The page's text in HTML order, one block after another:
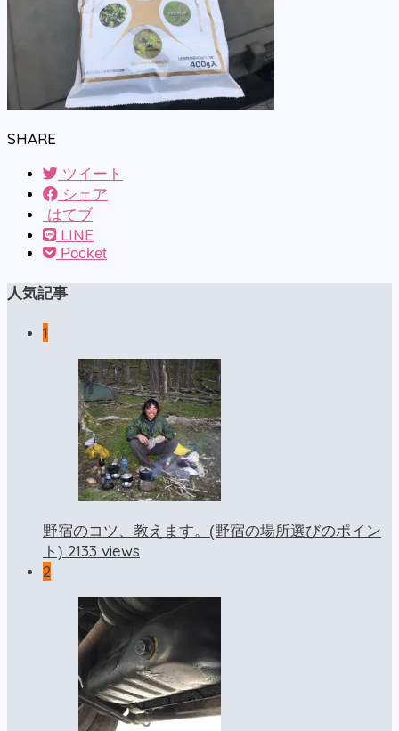
SHARE
ツイート
シェア
はてブ
LINE
Pocket
人気記事
1
野宿のコツ、教えます。(野宿の場所選びのポイン
ト) 2133 views
2